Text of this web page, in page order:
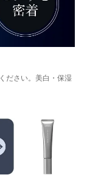
ださい。美白・保湿